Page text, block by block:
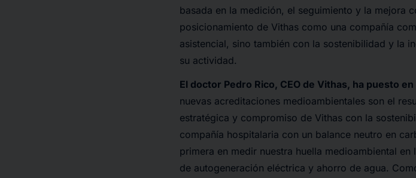
basada en la medición, el seguimiento y la mejora
posicionamiento de Vithas como una compañía
asistencial, sino también con la sostenibilidad y la
su actividad.
El doctor Pedro Rico, CEO de Vithas, ha puesto
nuevas acreditaciones medioambientales son el
estratégica y compromiso de Vithas con la
compañía hospitalaria con un balance neutro en
primera en medir nuestra huella medioambiental
de autogeneración eléctrica y ahorro de agua.